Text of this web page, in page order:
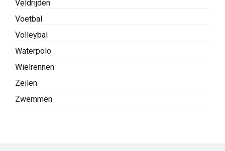
Veldrijden
Voetbal
Volleybal
Waterpolo
Wielrennen
Zeilen
Zwemmen